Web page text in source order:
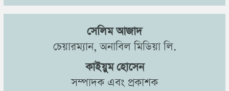
সেলিম আজাদ
চেয়ারম্যান, অনাবিল মিডিয়া লি.
কাইয়ুম হোসেন
সম্পাদক এবং প্রকাশক